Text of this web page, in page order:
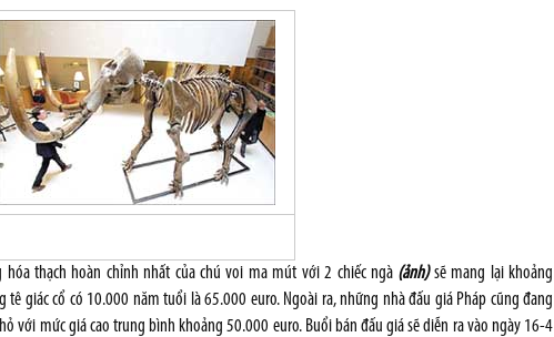
thạch hoàn chỉnh nhất của chú voi ma mút với 2 chiếc ngà (ảnh)sẽ mang lại khoảng
giác cổ có 10.000 năm tuổi là 65.000 euro. Ngoài ra, những nhà đấu giá Pháp cũng đang
với mức giá cao trung bình khoảng 50.000 euro. Buổi bán đấu giá sẽ diễn ra vào ngày 16-4